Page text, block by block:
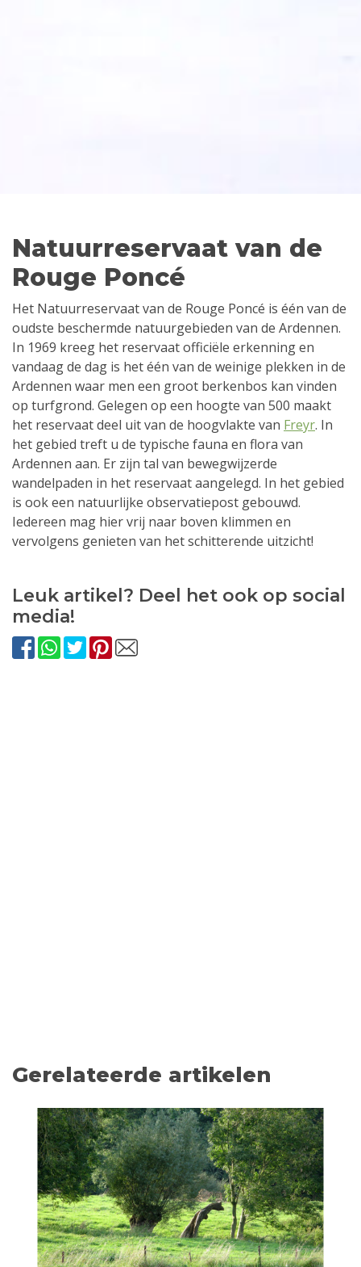
Natuurreservaat van de
Rouge Poncé
Het Natuurreservaat van de Rouge Poncé is één van de
oudste beschermde natuurgebieden van de Ardennen.
In 1969 kreeg het reservaat officiële erkenning en
vandaag de dag is het één van de weinige plekken in de
Ardennen waar men een groot berkenbos kan vinden
op turfgrond. Gelegen op een hoogte van 500 maakt
het reservaat deel uit van de hoogvlakte van Freyr. In
het gebied treft u de typische fauna en flora van
Ardennen aan. Er zijn tal van bewegwijzerde
wandelpaden in het reservaat aangelegd. In het gebied
is ook een natuurlijke observatiepost gebouwd.
Iedereen mag hier vrij naar boven klimmen en
vervolgens genieten van het schitterende uitzicht!
Leuk artikel? Deel het ook op social
media!
Gerelateerde artikelen